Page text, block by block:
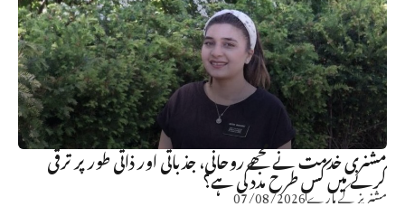
مشنری خدمت نے مجھے روحانی، جذباتی اور ذاتی طور پر ترقی
کرنے میں کس طرح مدد کی ہے؟
مشنریز کے بارے07/08/2026